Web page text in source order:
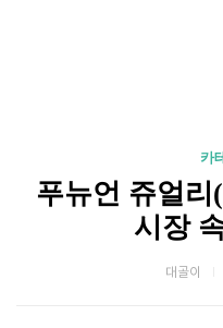
카
푸뉴언 쥬얼리
시장
대골이